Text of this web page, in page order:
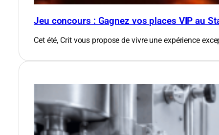
Jeu concours : Gagnez vos places VIP au
Cet été, Crit vous propose de vivre une expérience